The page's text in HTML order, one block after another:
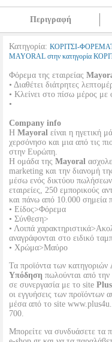
Περιγραφή
Κατηγορία: ΚΟΡΙΤΣΙ-
MAYORAL στην κατηγορία
Φόρεμα της εταιρείας
• Διαθέτει διάτρητες
• Κλείνει στο πίσω μέρος με
•
Company info
Η Mayoral είναι η ηγετική
χερσόνησο και μια από τις
στην Ευρώπη.
Η ομάδα της Mayoral
marketing και την διανομή
μέσω ενός δικτύου πωλήσεων
εταιρείες, 250 εμπορικούς
και πάνω από 10.000 σημεία
• Είδος>Φόρεμα
• Σύνθεση>
• Λοιπά
αναγράφονται στο ειδικό
• Χρώμα>Μαύρο
Τα προϊόντα των κατηγοριών
Υπόδηση πωλούνται από την
σε συνεργασία με το site
οι εγγυήσεις των προϊόντων
μέσα από το site
700.
Μπορείτε να συνδυάσετε τα